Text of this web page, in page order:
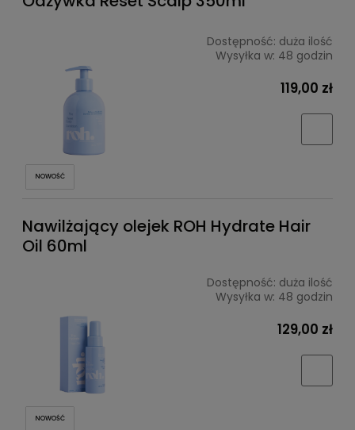
Dostępność: duża ilość
Wysyłka w: 48 godzin
119,00 zł
NOWOŚĆ
Nawilżający olejek ROH Hydrate Hair
Oil 60ml
Dostępność: duża ilość
Wysyłka w: 48 godzin
129,00 zł
NOWOŚĆ